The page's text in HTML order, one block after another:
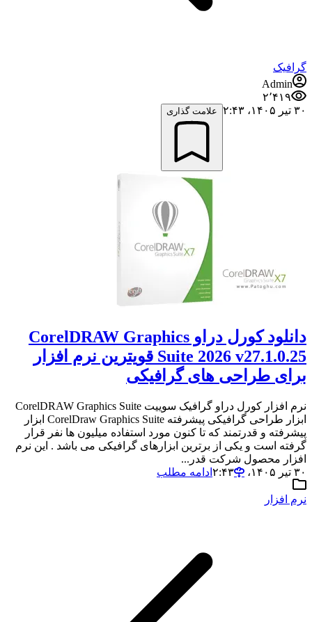
گرافیک
Admin
۲٬۴۱۹
۳۰ تیر ۱۴۰۵،‏ ۲:۴۳
علامت گذاری
دانلود کورل دراو CorelDRAW Graphics
Suite 2026 v27.1.0.25 قویترین نرم افزار
برای طراحی های گرافیکی
نرم افزار کورل دراو گرافیک سوییت CorelDRAW Graphics Suite
ابزار طراحی گرافیکی پیشرفته CorelDraw Graphics Suite ابزار
پیشرفته و قدرتمند که تا کنون مورد استفاده میلیون ها نفر قرار
گرفته است و یکی از برترین ابزارهای گرافیکی می باشد . این نرم
افزار محصول شرکت قدر...
۳۰ تیر ۱۴۰۵،‏ ۲:۴۳
ادامه مطلب
نرم افزار